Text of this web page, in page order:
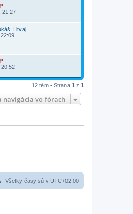
21:27
12 tém • Strana 1 z 1
navigácia vo fórach
Všetky časy sú v UTC+02:00